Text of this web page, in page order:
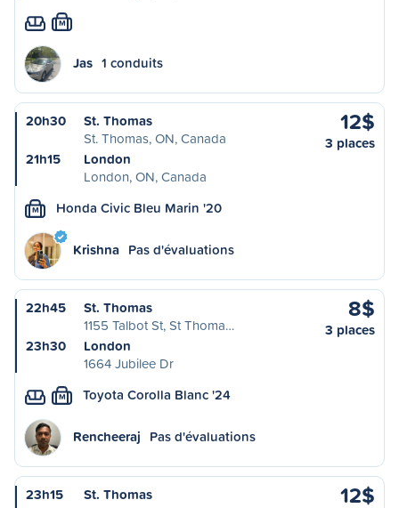
M
Jas 1 conduits
20h30
St. Thomas
St. Thomas, ON, Canada
21h15
London
London, ON, Canada
12$
3 places
M Honda Civic Bleu Marin '20
Krishna Pas d'évaluations
22h45
St. Thomas
1155 Talbot St, St Thoma…
23h30
London
1664 Jubilee Dr
8$
3 places
M Toyota Corolla Blanc '24
Rencheeraj Pas d'évaluations
23h15
St. Thomas
12$